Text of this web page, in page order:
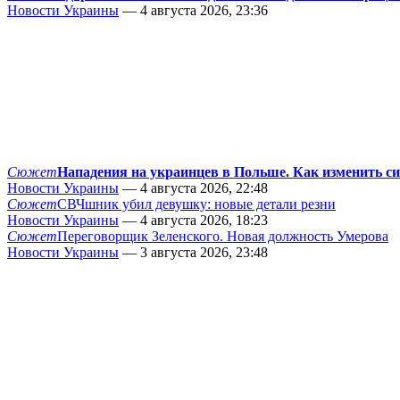
Новости Украины — 4 августа 2026, 23:36
СюжетНападения на украинцев в Польше. Как изменить
Новости Украины — 4 августа 2026, 22:48
СюжетСВЧшник убил девушку: новые детали резни
Новости Украины — 4 августа 2026, 18:23
СюжетПереговорщик Зеленского. Новая должность Умерова
Новости Украины — 3 августа 2026, 23:48